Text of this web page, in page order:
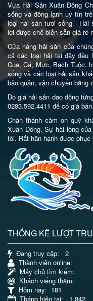
Vựa Hải Sản Xuân Đông
sống và đông lạnh uy tín
loại hải sản tươi sống - Hải
lợi được chế biến sẵn giá rẻ
Cửa hàng hải sản của
cả các loại hải tại đây đều
Cua, Cá, Mực, Bạch Tuộc,
sống và các loại hải sản
bảo quản, vận chuyển bằng
Do giá hải sản dao động
0283.592.4411 để có giá
Chân thành cảm ơn quý
Xuân Đông. Sự hài lòng
tôi. Rất hân hạnh được
THỐNG KÊ LƯỢT
Đang truy cập: 2
Thành viên online:
Máy chủ tìm kiếm:
Khách viếng thăm:
Hôm nay: 181
Tháng hiện tại: 1,842